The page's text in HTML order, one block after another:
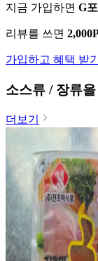
지금 가입하면 G
리뷰를 쓰면
가입하고 혜택 받기
소스류 / 장류
더보기